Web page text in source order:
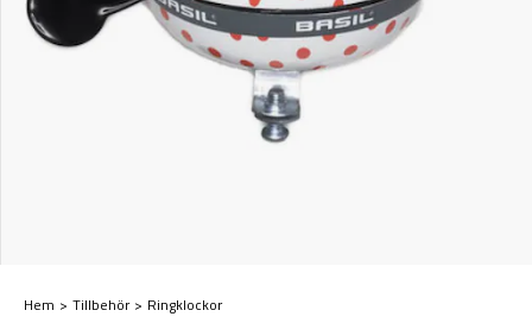
Hem Tillbehör Ringklockor